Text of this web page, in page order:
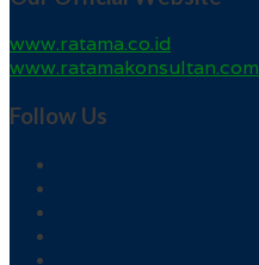
www.ratama.co.id
www.ratamakonsultan.com
Follow Us